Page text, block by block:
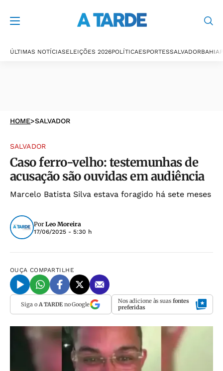
ÚLTIMAS NOTÍCIASELEIÇÕES 2026POLÍTICAESPORTESSALVADORBAHIA
HOME>SALVADOR
SALVADOR
Caso ferro-velho: testemunhas de
acusação são ouvidas em audiência
Marcelo Batista Silva estava foragido há sete meses
Por Leo Moreira
17/06/2025 - 5:30 h
OUÇA COMPARTILHE
Siga o A TARDEno Google Nos adicione às suas fontes
preferidas